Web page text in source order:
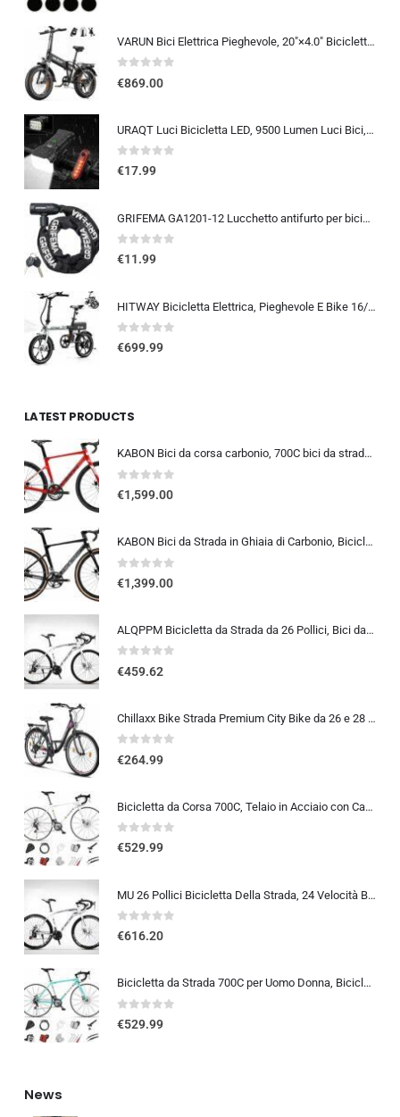
VARUN Bici Elettrica Pieghevole, 20″×4.0″ Bicicletta Elettrica da 48V 13Ah Batteria Rimovibile, Autonomia di 60-120 km, Fat B
0out of 5
€869.00
URAQT Luci Bicicletta LED, 9500 Lumen Luci Bici, USB Ricaricabile 12 LED Super Luminosa, IP65 Impermeabile 5+4 modalità, Luce
0out of 5
€17.99
GRIFEMA GA1201-12 Lucchetto antifurto per bicicletta con chiave, lucchetto a catena per biciclette, moto, scooter, 120 cm, ne
0out of 5
€11.99
HITWAY Bicicletta Elettrica, Pieghevole E Bike 16/20 Pollici, Motore 250W Velocità Massima 25km/h, Batteria Al Litio 36V 9…
0out of 5
€699.99
LATEST PRODUCTS
KABON Bici da corsa carbonio, 700C bici da strada T800 Completamente carbonio con Shimano 105 R7000 22 velocità 8.1 KG Leg…
0out of 5
€1,599.00
KABON Bici da Strada in Ghiaia di Carbonio, Bicicletta con Telaio in Fibra di Carbonio T800 con Bicicletta da Corsa con Fr…
0out of 5
€1,399.00
ALQPPM Bicicletta da Strada da 26 Pollici, Bici da 24 Velocità, Freno a Doppio Disco, Telaio in Acciaio ad Alto Tenore Di …
0out of 5
€459.62
Chillaxx Bike Strada Premium City Bike da 26 e 28 pollici, bicicletta per ragazze, ragazzi, uomini e donne, cambio a 21 ma…
0out of 5
€264.99
Bicicletta da Corsa 700C, Telaio in Acciaio con Cambio a 24/27/30 Marce, Bicicletta da Strada per Uomo Donna, Bici da Stra…
0out of 5
€529.99
MU 26 Pollici Bicicletta Della Strada, 24 Velocità Bici, Doppio Disco Freno, Acciaio Al Carbonio Telaio, Strada Biciclette…
0out of 5
€616.20
Bicicletta da Strada 700C per Uomo Donna, Bicicletta da Corsa con Freno a Disco 24/27/30 velocità, Telaio in Acciaio ad Al…
0out of 5
€529.99
News